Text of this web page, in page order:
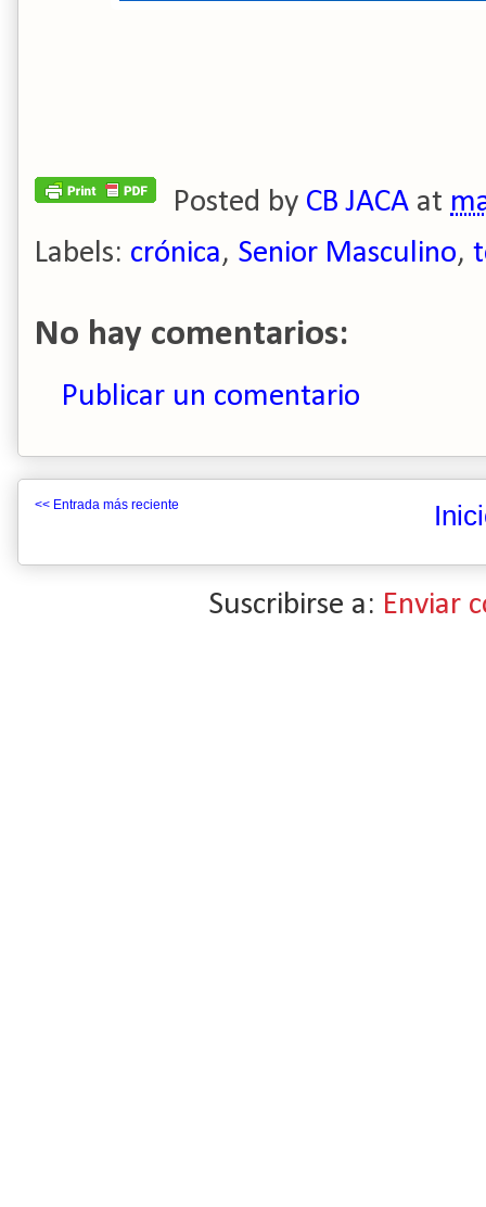
Posted by CB JACA at
Labels: crónica, Senior Masculino,
No hay comentarios:
Publicar un comentario
<< Entrada más reciente
Suscribirse a: Enviar